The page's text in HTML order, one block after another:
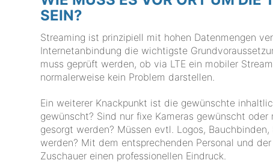
SEIN?
Streaming ist prinzipiell mit hohen Datenmengen
Internetanbindung die wichtigste
muss geprüft werden, ob via LTE ein mobiler
normalerweise kein Problem darstellen.
Ein weiterer Knackpunkt ist die gewünschte
gewünscht? Sind nur fixe Kameras gewünscht
gesorgt werden? Müssen evtl. Logos,
werden? Mit dem entsprechenden Personal und
Zuschauer einen professionellen Eindruck.